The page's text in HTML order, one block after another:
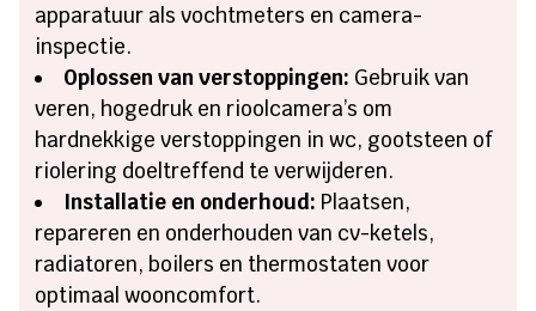
apparatuur als vochtmeters en camera-
inspectie.
Oplossen van verstoppingen: Gebruik van
veren, hogedruk en rioolcamera’s om
hardnekkige verstoppingen in wc, gootsteen of
riolering doeltreffend te verwijderen.
Installatie en onderhoud: Plaatsen,
repareren en onderhouden van cv-ketels,
radiatoren, boilers en thermostaten voor
optimaal wooncomfort.